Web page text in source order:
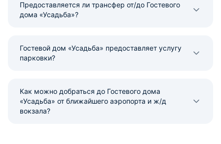
Предоставляется ли трансфер от/до Гостевого
дома «Усадьба»?
Гостевой дом «Усадьба» предоставляет услугу
парковки?
Как можно добраться до Гостевого дома
«Усадьба» от ближайшего аэропорта и ж/д
вокзала?